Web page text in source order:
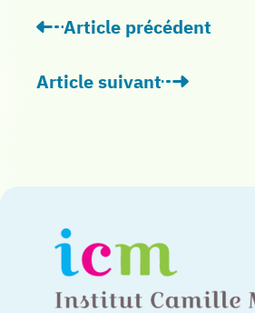
Article précédent
: « Prisonniers de leur
Article suivant
: « Le soin en